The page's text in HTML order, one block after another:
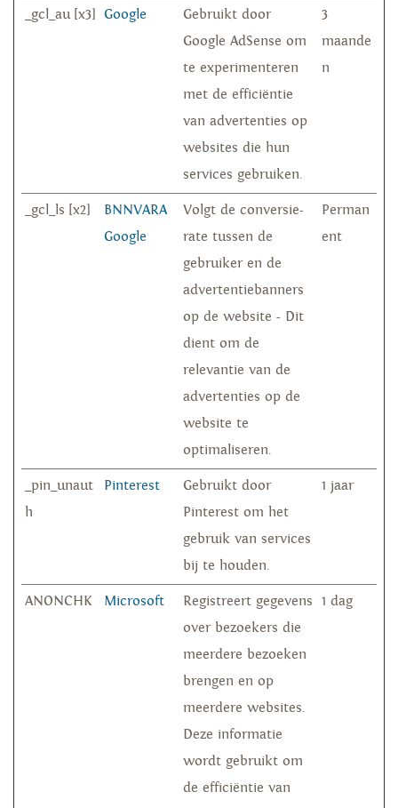
_gcl_au [x3] Google
Gebruikt door
Google AdSense om
te experimenteren
met de efficiëntie
van advertenties op
websites die hun
services gebruiken.
3
maande
n
_gcl_ls [x2]
BNNVARA
Google
Volgt de conversie-
rate tussen de
gebruiker en de
advertentiebanners
op de website - Dit
dient om de
relevantie van de
advertenties op de
website te
optimaliseren.
Perman
ent
_pin_unaut
h
Pinterest
Gebruikt door
Pinterest om het
gebruik van services
bij te houden.
1 jaar
ANONCHK Microsoft
Registreert gegevens
over bezoekers die
meerdere bezoeken
brengen en op
meerdere websites.
Deze informatie
wordt gebruikt om
de efficiëntie van
1 dag